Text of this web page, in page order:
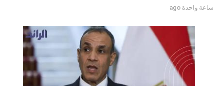
ساعة واحدة ago